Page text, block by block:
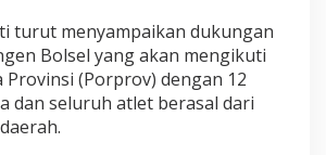
turut menyampaikan dukungan
Bolsel yang akan mengikuti
Provinsi (Porprov) dengan 12
dan seluruh atlet berasal dari